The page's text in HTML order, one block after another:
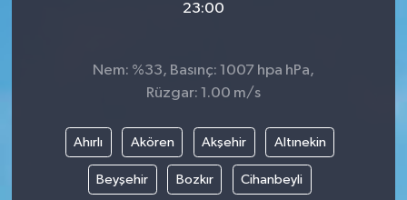
23:00
Nem: %33, Basınç: 1007 hpa hPa,
Rüzgar: 1.00 m/s
Ahırlı Akören Akşehir Altınekin
Beyşehir Bozkır Cihanbeyli